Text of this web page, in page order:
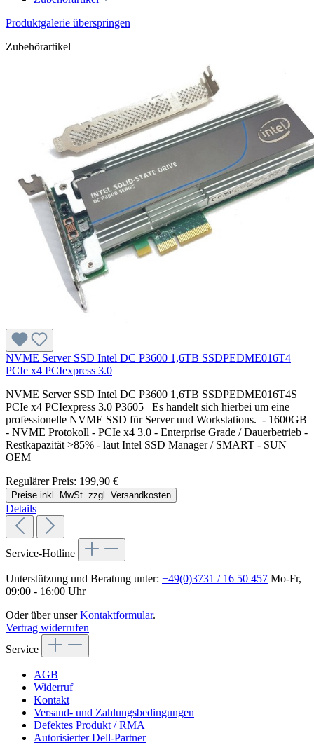
Produktgalerie überspringen
Zubehörartikel
NVME Server SSD Intel DC P3600 1,6TB SSDPEDME016T4
PCIe x4 PCIexpress 3.0
NVME Server SSD Intel DC P3600 1,6TB SSDPEDME016T4S
PCIe x4 PCIexpress 3.0 P3605 Es handelt sich hierbei um eine
professionelle NVME SSD für Server und Workstations. - 1600GB
- NVME Protokoll - PCIe x4 3.0 - Enterprise Grade / Dauerbetrieb -
Restkapazität >85% - laut Intel SSD Manager / SMART - SUN
OEM
Regulärer Preis: 199,90 €
Preise inkl. MwSt. zzgl. Versandkosten
Details
Service-Hotline
Unterstützung und Beratung unter: +49(0)3731 / 16 50 457 Mo-Fr,
09:00 - 16:00 Uhr
Oder über unserKontaktformular.
Vertrag widerrufen
Service
AGB
Widerruf
Kontakt
Versand- und Zahlungsbedingungen
Defektes Produkt / RMA
Autorisierter Dell-Partner